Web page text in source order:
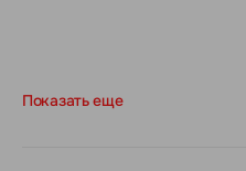
Показать еще